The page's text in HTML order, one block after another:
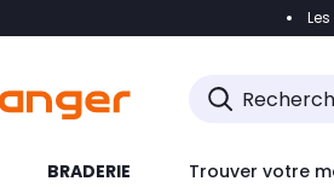
Accéder
BRADERIE Trouver votre